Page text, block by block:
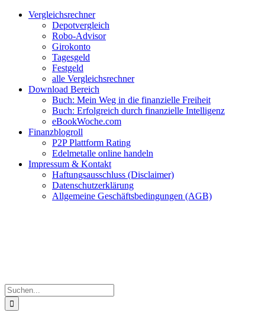
Zum
Facebook
Twitter
Instagram
Pinterest
YouTubeVergleichsrechner
Depotvergleich
Robo-Advisor
Girokonto
Tagesgeld
Festgeld
alle Vergleichsrechner
Download Bereich
Buch: Mein Weg in die finanzielle Freiheit
Buch: Erfolgreich durch finanzielle Intelligenz
eBookWoche.com
Finanzblogroll
P2P Plattform Rating
Edelmetalle online handeln
Impressum & Kontakt
Haftungsausschluss (Disclaimer)
Datenschutzerklärung
Allgemeine Geschäftsbedingungen (AGB)
Suche
nach: